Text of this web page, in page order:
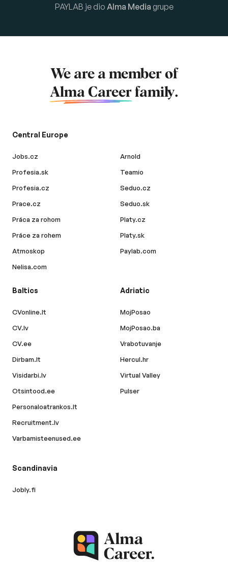
PAYLAB je dio Alma Media grupe
We are a member of
Alma Career family.
Central Europe
Jobs.cz
Profesia.sk
Profesia.cz
Prace.cz
Práca za rohom
Práce za rohem
Atmoskop
Nelisa.com
Arnold
Teamio
Seduo.cz
Seduo.sk
Platy.cz
Platy.sk
Paylab.com
Baltics
CVonline.lt
CV.lv
CV.ee
Dirbam.lt
Visidarbi.lv
Otsintood.ee
Personaloatrankos.lt
Recruitment.lv
Varbamisteenused.ee
Adriatic
MojPosao
MojPosao.ba
Vrabotuvanje
Hercul.hr
Virtual Valley
Pulser
Scandinavia
Jobly.fi